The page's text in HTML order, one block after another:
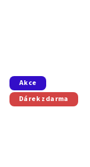
Akce
Dárek zdarma